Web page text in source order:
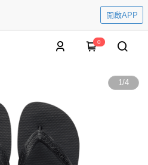
開啟APP
0
1/4